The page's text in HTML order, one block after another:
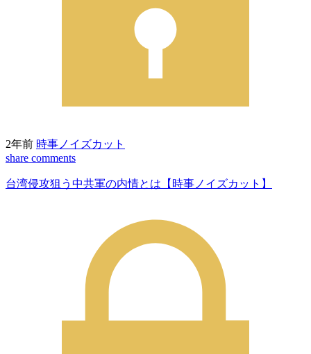
2年前 時事ノイズカット
share comments
台湾侵攻狙う中共軍の内情とは【時事ノイズカット】